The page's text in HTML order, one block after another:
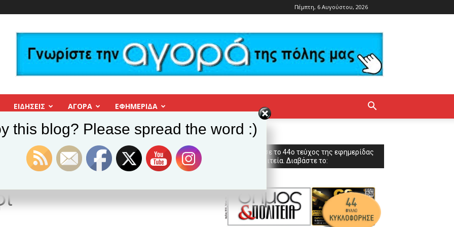
Πέμπτη, 6 Αυγούστου, 2026
ΕΙΔΗΣΕΙΣ ΑΓΟΡΑ ΕΦΗΜΕΡΊΔΑ
στο χωράφι, 12 ευρώ στο ράφι
ευρώ στο χωράφι,
Κυκλοφόρησε το 44ο τεύχος της εφημερίδας
Δήμος & Πολιτεία. Διαβάστε το:
this blog? Please spread the word :)